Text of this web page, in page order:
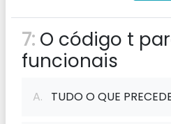
7: O código t
funcionais
A. TUDO O QUE